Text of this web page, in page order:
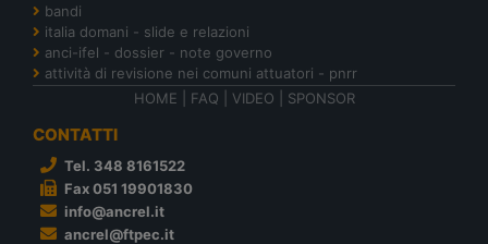
bandi
italia domani - slide e relazioni
anci-ifel - dossier - note governo
attività di revisione nei comuni attuatori - pnrr
HOME
FAQ VIDEO SPONSOR
CONTATTI
Tel. 348 8161522
Fax 051 19901830
info@ancrel.it
ancrel@ftpec.it